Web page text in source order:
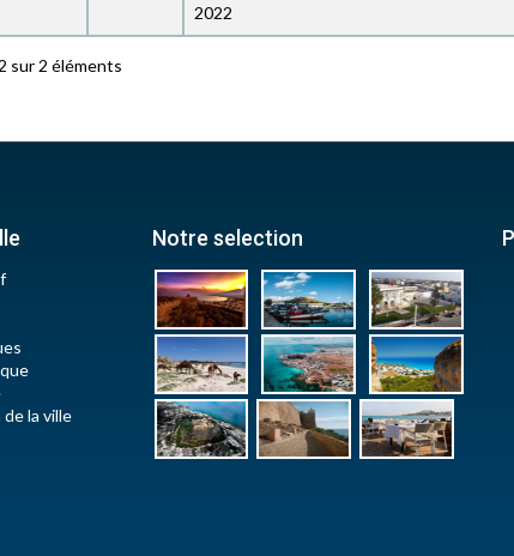
2022
sur 2 éléments
la ville
Notre selection